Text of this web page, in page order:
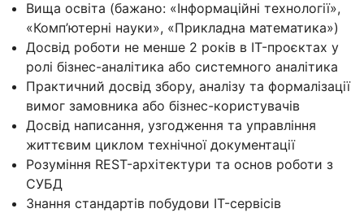
Вища освіта (бажано: «Інформаційні технології»,
«Комп’ютерні науки», «Прикладна математика»)
Досвід роботи не менше 2 років в IT-проєктах у
ролі бізнес-аналітика або системного аналітика
Практичний досвід збору, аналізу та формалізації
вимог замовника або бізнес-користувачів
Досвід написання, узгодження та управління
життєвим циклом технічної документації
Розуміння REST-архітектури та основ роботи з
СУБД
Знання стандартів побудови IT-сервісів